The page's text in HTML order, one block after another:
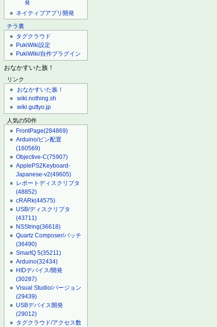
発
ネイティブアプリ開発
チラ裏
タグクラウド
PukiWiki設定
PukiWiki/自作プラグイン
おなかすいた族！
リンク
おなかすいた族！
wiki.nothing.sh
wiki.guttyo.jp
人気の50件
FrontPage(284869)
Arduino/ピン配置
(160569)
Objective-C(75907)
ApplePS2Keyboard-
Japanese-v2(49605)
レポートディスクリプタ
(48852)
cRARk(44575)
USB/ディスクリプタ
(43711)
NSString(36618)
Quartz Composer/パッチ
(36490)
SmartQ 5(35211)
Arduino(32434)
HIDデバイス/開発
(30287)
Visual Studio/バージョン
(29439)
USBデバイス開発
(29012)
タグクラウド/アクセス数